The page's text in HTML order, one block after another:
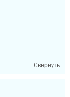
Свернуть